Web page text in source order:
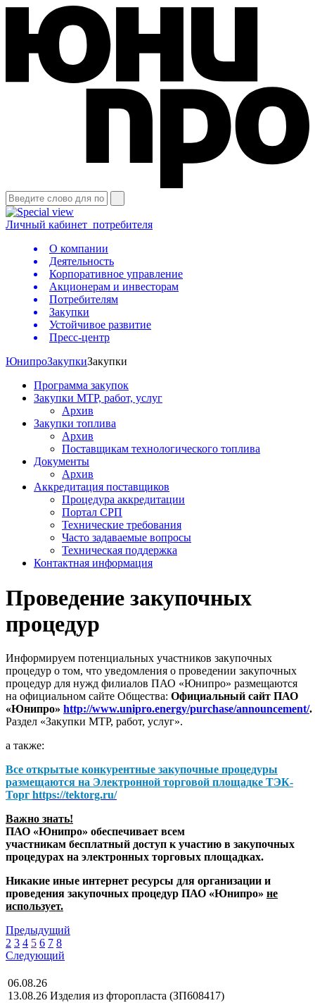
Личный кабинет потребителя
О компании
Деятельность
Корпоративное управление
Акционерам и инвесторам
Потребителям
Закупки
Устойчивое развитие
Пресс-центр
ЮнипроЗакупкиЗакупки
Программа закупок
Закупки МТР, работ, услуг
Архив
Закупки топлива
Архив
Поставщикам технологического топлива
Документы
Архив
Аккредитация поставщиков
Процедура аккредитации
Портал СРП
Технические требования
Часто задаваемые вопросы
Техническая поддержка
Контактная информация
Проведение закупочных
процедур
Информируем потенциальных участников закупочных
процедур о том, что уведомления о проведении закупочных
процедур для нужд филиалов ПАО «Юнипро» размещаются
на официальном сайте Общества: Официальный сайт ПАО
«Юнипро» http://www.unipro.energy/purchase/announcement/.
Раздел «Закупки МТР, работ, услуг».
а также:
Все открытые конкурентные закупочные процедуры
размещаются на Электронной торговой площадке ТЭК-
Торг https://tektorg.ru/
Важно знать!
ПАО «Юнипро» обеспечивает всем
участникам бесплатный доступ к участию в закупочных
процедурах на электронных торговых площадках.
Никакие иные интернет ресурсы для организации и
проведения закупочных процедур ПАО «Юнипро» не
использует.
Предыдущий
2 3 4 5 6 7 8
Следующий
06.08.26
13.08.26 Изделия из фторопласта (ЗП608417)